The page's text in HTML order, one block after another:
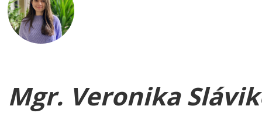
Mgr. Veronika